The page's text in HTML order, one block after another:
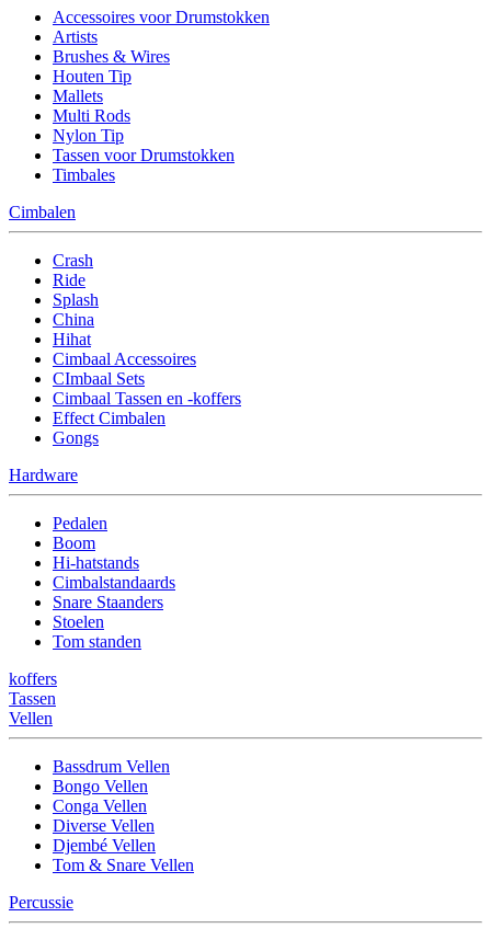
Accessoires voor Drumstokken
Artists
Brushes & Wires
Houten Tip
Mallets
Multi Rods
Nylon Tip
Tassen voor Drumstokken
Timbales
Cimbalen
Crash
Ride
Splash
China
Hihat
Cimbaal Accessoires
CImbaal Sets
Cimbaal Tassen en -koffers
Effect Cimbalen
Gongs
Hardware
Pedalen
Boom
Hi-hatstands
Cimbalstandaards
Snare Staanders
Stoelen
Tom standen
koffers
Tassen
Vellen
Bassdrum Vellen
Bongo Vellen
Conga Vellen
Diverse Vellen
Djembé Vellen
Tom & Snare Vellen
Percussie